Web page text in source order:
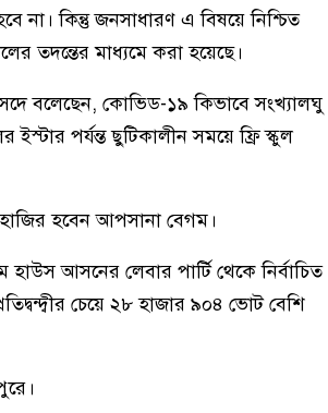
না। কিন্তু জনসাধারণ এ বিষয়ে নিশ্চিত
তদন্তের মাধ্যমে করা হয়েছে।
বলেছেন, কোভিড-১৯ কিভাবে সংখ্যালঘু
পর্যন্ত ছুটিকালীন সময়ে ফ্রি স্কুল
হবেন আপসানা বেগম।
হাউস আসনের লেবার পার্টি থেকে নির্বাচিত
চেয়ে ২৮ হাজার ৯০৪ ভোট বেশি